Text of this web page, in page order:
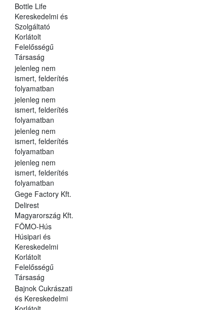
Bottle Life
Kereskedelmi és
Szolgáltató
Korlátolt
Felelősségű
Társaság
jelenleg nem
ismert, felderítés
folyamatban
jelenleg nem
ismert, felderítés
folyamatban
jelenleg nem
ismert, felderítés
folyamatban
jelenleg nem
ismert, felderítés
folyamatban
Gege Factory Kft.
Delirest
Magyarország Kft.
FÖMO-Hús
Húsipari és
Kereskedelmi
Korlátolt
Felelősségű
Társaság
Bajnok Cukrászati
és Kereskedelmi